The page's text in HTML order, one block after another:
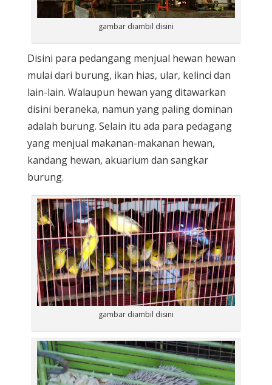
gambar diambil disini
Disini para pedangang menjual hewan hewan
mulai dari burung, ikan hias, ular, kelinci dan
lain-lain. Walaupun hewan yang ditawarkan
disini beraneka, namun yang paling dominan
adalah burung. Selain itu ada para pedagang
yang menjual makanan-makanan hewan,
kandang hewan, akuarium dan sangkar
burung.
gambar diambil disini